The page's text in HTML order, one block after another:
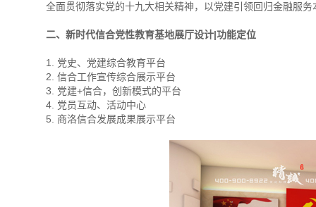
全面贯彻落实党的十九大相关精神，以党建引领回归金融服
二、新时代信合党性教育基地展厅设计|功能定位
1. 党史、党建综合教育平台
2. 信合工作宣传综合展示平台
3. 党建+信合，创新模式的平台
4. 党员互动、活动中心
5. 商洛信合发展成果展示平台